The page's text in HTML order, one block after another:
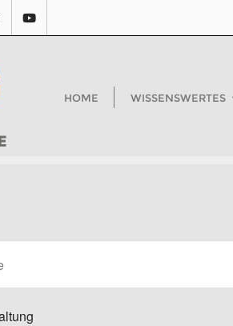
HOME WISSENSWERTES